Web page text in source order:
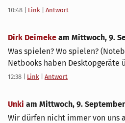
10:48 Link Antwort
Dirk Deimeke am Mittwoch, 9.
Was spielen? Wo spielen?
Netbooks haben Desktopgeräte
12:38 Link Antwort
Unki am Mittwoch, 9.
Wir dürfen nicht immer von uns